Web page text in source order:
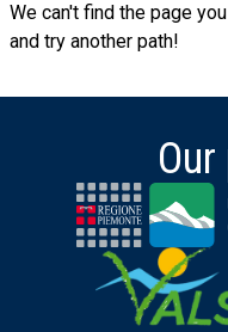
We can't find the page
and try another path!